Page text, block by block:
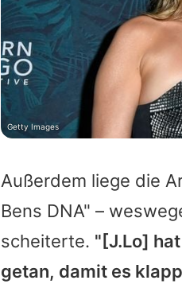
Außerdem liege die
Bens DNA" –
scheiterte. "[J.Lo]
getan, damit es
Getty Images